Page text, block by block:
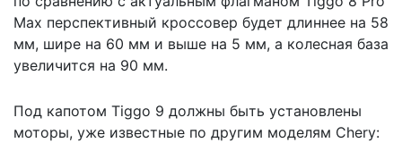
Max перспективный кроссовер будет длиннее на 58
мм, шире на 60 мм и выше на 5 мм, а колесная база
увеличится на 90 мм.
Под капотом Tiggo 9 должны быть установлены
моторы, уже известные по другим моделям Chery: